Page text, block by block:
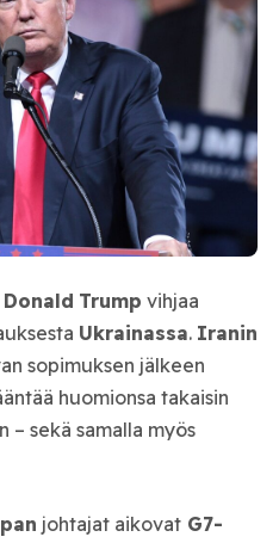
Donald Trump vihjaa
Ukrainassa. Iranin
sopimuksen jälkeen
huomionsa takaisin
– sekä samalla myös
johtajat aikovatG7-